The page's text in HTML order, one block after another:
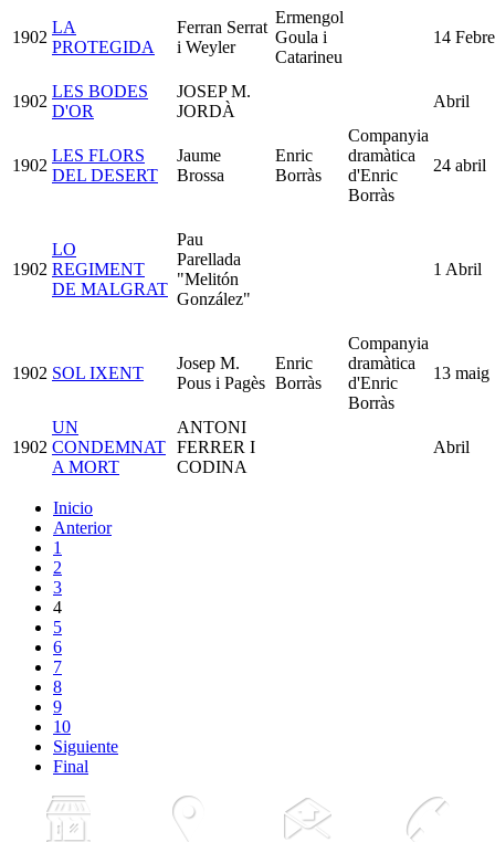
1902
LA
PROTEGIDA
Ferran Serrat
i Weyler
Ermengol
Goula i
Catarineu
14
1902
LES BODES
D'OR
JOSEP M.
JORDÀ
Abril
1902
LES FLORS
DEL DESERT
Jaume
Brossa
Enric
Borràs
Companyia
dramàtica
d'Enric
Borràs
24 abril
1902
LO
REGIMENT
DE MALGRAT
Pau
Parellada
"Melitón
González"
1 Abril
1902 SOL IXENT
Josep M.
Pous i Pagès
Enric
Borràs
Companyia
dramàtica
d'Enric
Borràs
13 maig
1902
UN
CONDEMNAT
A MORT
ANTONI
FERRER I
CODINA
Abril
Inicio
Anterior
1
2
3
4
5
6
7
8
9
10
Siguiente
Final